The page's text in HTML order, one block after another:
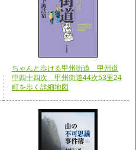
ちゃんと歩ける甲州街道 甲州道
中四十四次 甲州街道44次53里24
町を歩く詳細地図